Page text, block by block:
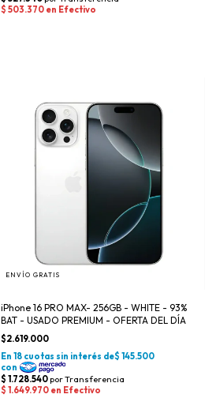
ENVÍO GRATIS
iPhone 16 PRO MAX- 256GB - WHITE - 93%
BAT - USADO PREMIUM - OFERTA DEL DÍA
$2.619.000